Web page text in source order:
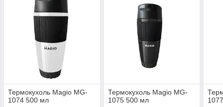
Термокухоль Magio MG-
1074 500 мл
Термокухоль Magio MG-
1075 500 мл